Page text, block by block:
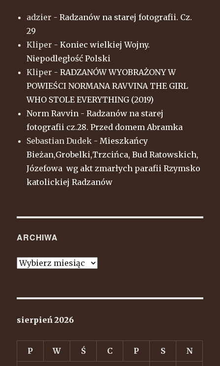
adzier -Radzanów na starej fotografii. Cz.
29
Kliper -Koniec wielkiej Wojny.
Niepodległość Polski
Kliper -RADZANÓW WYOBRAŻONY W
POWIEŚCI NORMANA RAVVINA THE GIRL
WHO STOLE EVERYTHING (2019)
Norm Ravvin -Radzanów na starej
fotografii cz.28. Przed domem Abramka
Sebastian Dudek -Mieszkańcy
Bieżan,Grobelki,Trzcińca, Bud Ratowskich,
Józefowa wg akt zmarłych parafii Rzymsko
katolickiej Radzanów
ARCHIWA
Archiwa
sierpień 2026
P W Ś C P S N